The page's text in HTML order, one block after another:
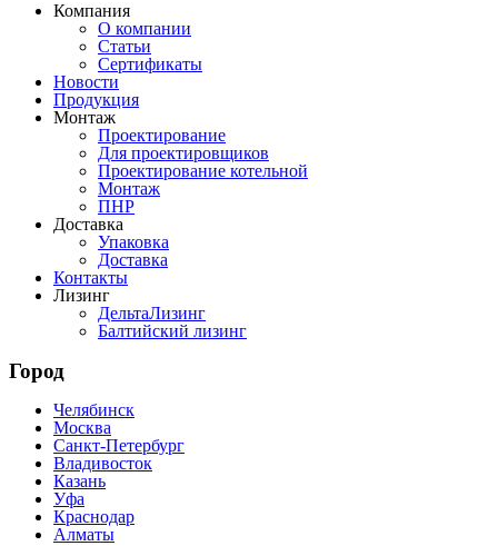
Компания
О компании
Статьи
Сертификаты
Новости
Продукция
Монтаж
Проектирование
Для проектировщиков
Проектирование котельной
Монтаж
ПНР
Доставка
Упаковка
Доставка
Контакты
Лизинг
ДельтаЛизинг
Балтийский лизинг
Город
Челябинск
Москва
Санкт-Петербург
Владивосток
Казань
Уфа
Краснодар
Алматы